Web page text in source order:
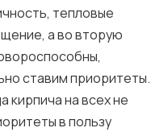
тепловые
а во вторую
ставим приоритеты.
кирпича на всех не
в пользу